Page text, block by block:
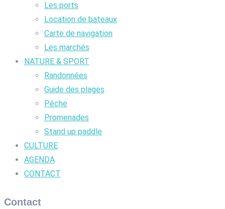
Les ports
Location de bateaux
Carte de navigation
Les marchés
NATURE & SPORT
Randonnées
Guide des plages
Pêche
Promenades
Stand up paddle
CULTURE
AGENDA
CONTACT
Contact